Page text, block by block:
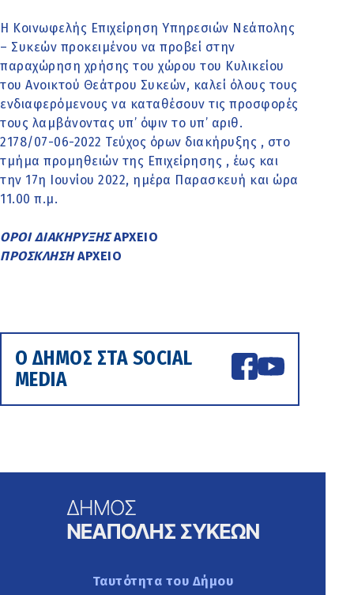
Η Κοινωφελής Επιχείρηση Υπηρεσιών Νεάπολης
– Συκεών προκειμένου να προβεί στην
παραχώρηση χρήσης του χώρου του Κυλικείου
του Ανοικτού Θεάτρου Συκεών, καλεί όλους τους
ενδιαφερόμενους να καταθέσουν τις προσφορές
τους λαμβάνοντας υπ’ όψιν το υπ’ αριθ.
2178/07-06-2022 Τεύχος όρων διακήρυξης , στο
τμήμα προμηθειών της Επιχείρησης , έως και
την 17η Ιουνίου 2022, ημέρα Παρασκευή και ώρα
11.00 π.μ.
ΟΡΟΙ ΔΙΑΚΗΡΥΞΗΣΑΡΧΕΙΟ
ΠΡΟΣΚΛΗΣΗΑΡΧΕΙΟ
Ο ΔΗΜΟΣ ΣΤΑ SOCIAL
MEDIA
Ταυτότητα του Δήμου